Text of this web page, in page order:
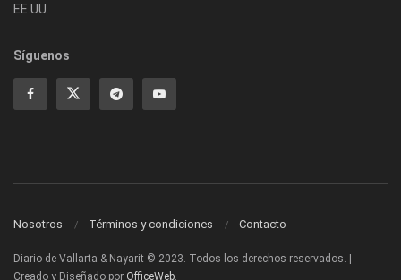
EE.UU.
Síguenos
Nosotros Términos y condiciones Contacto
Diario de Vallarta & Nayarit © 2023. Todos los derechos reservados. |
Creado y Diseñado por OfficeWeb.